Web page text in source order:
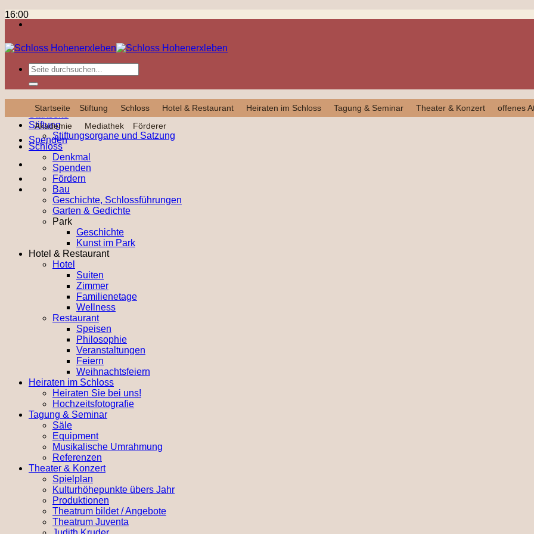
Zum
Inhalt
Startseite Stiftung Schloss Hotel & Restaurant Heiraten im Schloss Tagung & Seminar Theater & Konzert
offenes
Akademie
Mediathek Förderer
Spenden
Chansons
16:00
11. Mai 2025
Kompletten Kalender ansehen
Datenschutz
Impressum
designed by Wimeta
Spenden
Startseite
Stiftung
Stiftungsorgane und Satzung
Schloss
Denkmal
Spenden
Fördern
Bau
Geschichte, Schlossführungen
Garten & Gedichte
Park
Geschichte
Kunst im Park
Hotel & Restaurant
Hotel
Suiten
Zimmer
Familienetage
Wellness
Restaurant
Speisen
Philosophie
Veranstaltungen
Feiern
Weihnachtsfeiern
Heiraten im Schloss
Heiraten Sie bei uns!
Hochzeitsfotografie
Tagung & Seminar
Säle
Equipment
Musikalische Umrahmung
Referenzen
Theater & Konzert
Spielplan
Kulturhöhepunkte übers Jahr
Produktionen
Theatrum bildet / Angebote
Theatrum Juventa